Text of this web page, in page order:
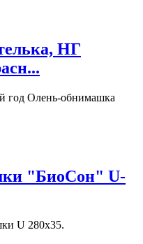
НГ
год Олень-обнимашка
"БиоСон" U-
U 280х35.